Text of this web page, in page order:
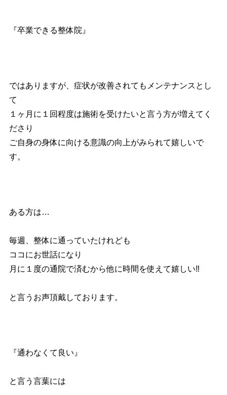
『卒業できる整体院』
ではありますが、症状が改善されてもメンテナンスとし
て
１ヶ月に１回程度は施術を受けたいと言う方が増えてく
ださり
ご自身の身体に向ける意識の向上がみられて嬉しいで
す。
ある方は…
毎週、整体に通っていたけれども
ココにお世話になり
月に１度の通院で済むから他に時間を使えて嬉しい‼︎
と言うお声頂戴しております。
『通わなくて良い』
と言う言葉には